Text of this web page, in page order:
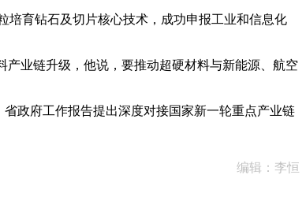
育钻石及切片核心技术，成功申报工业和信息化
业链升级，他说，要推动超硬材料与新能源、航空
政府工作报告提出深度对接国家新一轮重点产业链
编辑：李恒